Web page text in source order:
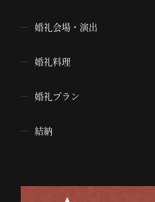
婚礼会場・演出
婚礼料理
婚礼プラン
結納